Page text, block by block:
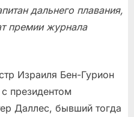
дальнего плавания,
премии журнала
Израиля Бен-Гурион
президентом
Даллес, бывший тогда